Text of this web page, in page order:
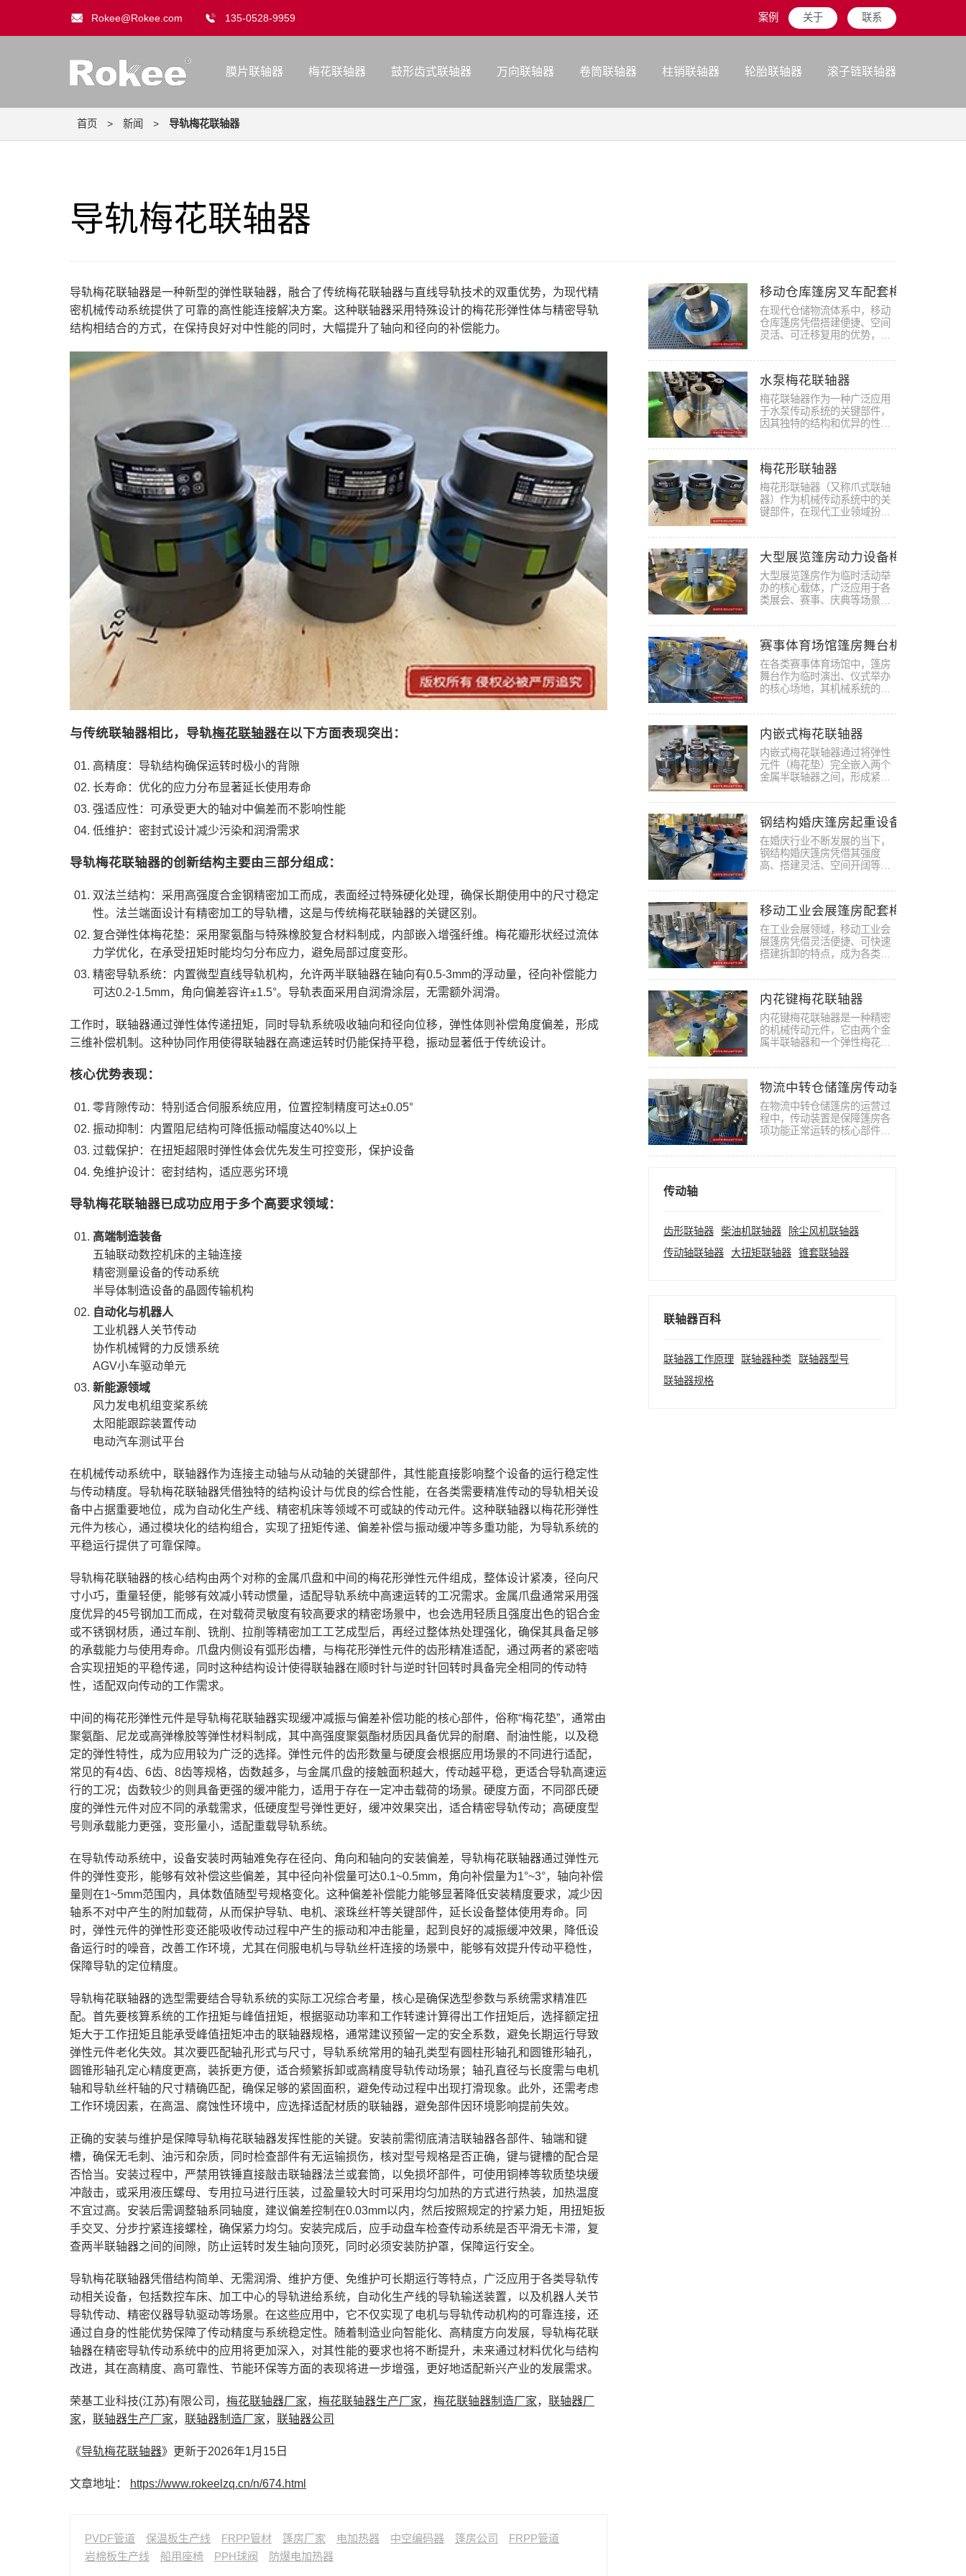
Rokee@Rokee.com 135-0528-9959 案例 关于 联系
膜片联轴器 梅花联轴器 鼓形齿式联轴器 万向联轴器 卷筒联轴器 柱销联轴器 轮胎联轴器 滚子链联轴器
首页 > 新闻 > 导轨梅花联轴器
导轨梅花联轴器
导轨梅花联轴器是一种新型的弹性联轴器，融合了传统梅花联轴器与直线导轨技术的双重优势，为现代精
密机械传动系统提供了可靠的高性能连接解决方案。这种联轴器采用特殊设计的梅花形弹性体与精密导轨
结构相结合的方式，在保持良好对中性能的同时，大幅提升了轴向和径向的补偿能力。
与传统联轴器相比，导轨梅花联轴器在以下方面表现突出：
‌高精度‌：导轨结构确保运转时极小的背隙
‌长寿命‌：优化的应力分布显著延长使用寿命
‌强适应性‌：可承受更大的轴对中偏差而不影响性能
‌低维护‌：密封式设计减少污染和润滑需求
导轨梅花联轴器的创新结构主要由三部分组成：
双法兰结构‌：采用高强度合金钢精密加工而成，表面经过特殊硬化处理，确保长期使用中的尺寸稳定
性。法兰端面设计有精密加工的导轨槽，这是与传统梅花联轴器的关键区别。
复合弹性体梅花垫‌：采用聚氨酯与特殊橡胶复合材料制成，内部嵌入增强纤维。梅花瓣形状经过流体
力学优化，在承受扭矩时能均匀分布应力，避免局部过度变形。
精密导轨系统‌：内置微型直线导轨机构，允许两半联轴器在轴向有0.5-3mm的浮动量，径向补偿能力
可达0.2-1.5mm，角向偏差容许±1.5°。导轨表面采用自润滑涂层，无需额外润滑。
工作时，联轴器通过弹性体传递扭矩，同时导轨系统吸收轴向和径向位移，弹性体则补偿角度偏差，形成
三维补偿机制。这种协同作用使得联轴器在高速运转时仍能保持平稳，振动显著低于传统设计。
核心优势表现‌：
‌零背隙传动‌：特别适合伺服系统应用，位置控制精度可达±0.05°
‌振动抑制‌：内置阻尼结构可降低振动幅度达40%以上
‌过载保护‌：在扭矩超限时弹性体会优先发生可控变形，保护设备
‌免维护设计‌：密封结构，适应恶劣环境
导轨梅花联轴器已成功应用于多个高要求领域：
高端制造装备‌
五轴联动数控机床的主轴连接
精密测量设备的传动系统
半导体制造设备的晶圆传输机构
自动化与机器人‌
工业机器人关节传动
协作机械臂的力反馈系统
AGV小车驱动单元
新能源领域‌
风力发电机组变桨系统
太阳能跟踪装置传动
电动汽车测试平台
在机械传动系统中，联轴器作为连接主动轴与从动轴的关键部件，其性能直接影响整个设备的运行稳定性
与传动精度。导轨梅花联轴器凭借独特的结构设计与优良的综合性能，在各类需要精准传动的导轨相关设
备中占据重要地位，成为自动化生产线、精密机床等领域不可或缺的传动元件。这种联轴器以梅花形弹性
元件为核心，通过模块化的结构组合，实现了扭矩传递、偏差补偿与振动缓冲等多重功能，为导轨系统的
平稳运行提供了可靠保障。
导轨梅花联轴器的核心结构由两个对称的金属爪盘和中间的梅花形弹性元件组成，整体设计紧凑，径向尺
寸小巧，重量轻便，能够有效减小转动惯量，适配导轨系统中高速运转的工况需求。金属爪盘通常采用强
度优异的45号钢加工而成，在对载荷灵敏度有较高要求的精密场景中，也会选用轻质且强度出色的铝合金
或不锈钢材质，通过车削、铣削、拉削等精密加工工艺成型后，再经过整体热处理强化，确保其具备足够
的承载能力与使用寿命。爪盘内侧设有弧形齿槽，与梅花形弹性元件的齿形精准适配，通过两者的紧密啮
合实现扭矩的平稳传递，同时这种结构设计使得联轴器在顺时针与逆时针回转时具备完全相同的传动特
性，适配双向传动的工作需求。
中间的梅花形弹性元件是导轨梅花联轴器实现缓冲减振与偏差补偿功能的核心部件，俗称“梅花垫”，通常由
聚氨酯、尼龙或高弹橡胶等弹性材料制成，其中高强度聚氨酯材质因具备优异的耐磨、耐油性能，以及稳
定的弹性特性，成为应用较为广泛的选择。弹性元件的齿形数量与硬度会根据应用场景的不同进行适配，
常见的有4齿、6齿、8齿等规格，齿数越多，与金属爪盘的接触面积越大，传动越平稳，更适合导轨高速运
行的工况；齿数较少的则具备更强的缓冲能力，适用于存在一定冲击载荷的场景。硬度方面，不同邵氏硬
度的弹性元件对应不同的承载需求，低硬度型号弹性更好，缓冲效果突出，适合精密导轨传动；高硬度型
号则承载能力更强，变形量小，适配重载导轨系统。
在导轨传动系统中，设备安装时两轴难免存在径向、角向和轴向的安装偏差，导轨梅花联轴器通过弹性元
件的弹性变形，能够有效补偿这些偏差，其中径向补偿量可达0.1~0.5mm，角向补偿量为1°~3°，轴向补偿
量则在1~5mm范围内，具体数值随型号规格变化。这种偏差补偿能力能够显著降低安装精度要求，减少因
轴系不对中产生的附加载荷，从而保护导轨、电机、滚珠丝杆等关键部件，延长设备整体使用寿命。同
时，弹性元件的弹性形变还能吸收传动过程中产生的振动和冲击能量，起到良好的减振缓冲效果，降低设
备运行时的噪音，改善工作环境，尤其在伺服电机与导轨丝杆连接的场景中，能够有效提升传动平稳性，
保障导轨的定位精度。
导轨梅花联轴器的选型需要结合导轨系统的实际工况综合考量，核心是确保选型参数与系统需求精准匹
配。首先要核算系统的工作扭矩与峰值扭矩，根据驱动功率和工作转速计算得出工作扭矩后，选择额定扭
矩大于工作扭矩且能承受峰值扭矩冲击的联轴器规格，通常建议预留一定的安全系数，避免长期运行导致
弹性元件老化失效。其次要匹配轴孔形式与尺寸，导轨系统常用的轴孔类型有圆柱形轴孔和圆锥形轴孔，
圆锥形轴孔定心精度更高，装拆更方便，适合频繁拆卸或高精度导轨传动场景；轴孔直径与长度需与电机
轴和导轨丝杆轴的尺寸精确匹配，确保足够的紧固面积，避免传动过程中出现打滑现象。此外，还需考虑
工作环境因素，在高温、腐蚀性环境中，应选择适配材质的联轴器，避免部件因环境影响提前失效。
正确的安装与维护是保障导轨梅花联轴器发挥性能的关键。安装前需彻底清洁联轴器各部件、轴端和键
槽，确保无毛刺、油污和杂质，同时检查部件有无运输损伤，核对型号规格是否正确，键与键槽的配合是
否恰当。安装过程中，严禁用铁锤直接敲击联轴器法兰或套筒，以免损坏部件，可使用铜棒等软质垫块缓
冲敲击，或采用液压螺母、专用拉马进行压装，过盈量较大时可采用均匀加热的方式进行热装，加热温度
不宜过高。安装后需调整轴系同轴度，建议偏差控制在0.03mm以内，然后按照规定的拧紧力矩，用扭矩扳
手交叉、分步拧紧连接螺栓，确保紧力均匀。安装完成后，应手动盘车检查传动系统是否平滑无卡滞，复
查两半联轴器之间的间隙，防止运转时发生轴向顶死，同时必须安装防护罩，保障运行安全。
导轨梅花联轴器凭借结构简单、无需润滑、维护方便、免维护可长期运行等特点，广泛应用于各类导轨传
动相关设备，包括数控车床、加工中心的导轨进给系统，自动化生产线的导轨输送装置，以及机器人关节
导轨传动、精密仪器导轨驱动等场景。在这些应用中，它不仅实现了电机与导轨传动机构的可靠连接，还
通过自身的性能优势保障了传动精度与系统稳定性。随着制造业向智能化、高精度方向发展，导轨梅花联
轴器在精密导轨传动系统中的应用将更加深入，对其性能的要求也将不断提升，未来通过材料优化与结构
改进，其在高精度、高可靠性、节能环保等方面的表现将进一步增强，更好地适配新兴产业的发展需求。
荣基工业科技(江苏)有限公司， 梅花联轴器厂家， 梅花联轴器生产厂家， 梅花联轴器制造厂家， 联轴器厂
家， 联轴器生产厂家， 联轴器制造厂家， 联轴器公司
《导轨梅花联轴器》更新于2026年1月15日
文章地址： https://www.rokeelzq.cn/n/674.html
PVDF管道 保温板生产线 FRPP管材 篷房厂家 电加热器 中空编码器 篷房公司
FRPP管道
岩棉板生产线
船用座椅 PPH球阀 防爆电加热器
移动仓库篷房叉车配套梅花联轴器
在现代仓储物流体系中，移动
仓库篷房凭借搭建便捷、空间
灵活、可迁移复用的优势，成
水泵梅花联轴器
梅花联轴器作为一种广泛应用
于水泵传动系统的关键部件，
因其独特的结构和优异的性能
梅花形联轴器
梅花形联轴器（又称爪式联轴
器）作为机械传动系统中的关
键部件，在现代工业领域扮演
大型展览篷房动力设备梅花联轴器
大型展览篷房作为临时活动举
办的核心载体，广泛应用于各
类展会、赛事、庆典等场景，
赛事体育场馆篷房舞台机械梅花联
在各类赛事体育场馆中，篷房
舞台作为临时演出、仪式举办
的核心场地，其机械系统的稳
内嵌式梅花联轴器
内嵌式梅花联轴器通过将弹性
元件（梅花垫）完全嵌入两个
金属半联轴器之间，形成紧凑
钢结构婚庆篷房起重设备梅花联轴
在婚庆行业不断发展的当下，
钢结构婚庆篷房凭借其强度
高、搭建灵活、空间开阔等优
移动工业会展篷房配套梅花弹性联
在工业会展领域，移动工业会
展篷房凭借灵活便捷、可快速
搭建拆卸的特点，成为各类工
内花键梅花联轴器
内花键梅花联轴器是一种精密
的机械传动元件，它由两个金
属半联轴器和一个弹性梅花垫
物流中转仓储篷房传动装置梅花联
在物流中转仓储篷房的运营过
程中，传动装置是保障篷房各
项功能正常运转的核心部件，
传动轴
齿形联轴器 柴油机联轴器
除尘风机联轴器
传动轴联轴器
大扭矩联轴器 锥套联轴器
联轴器百科
联轴器工作原理 联轴器种类
联轴器型号
联轴器规格